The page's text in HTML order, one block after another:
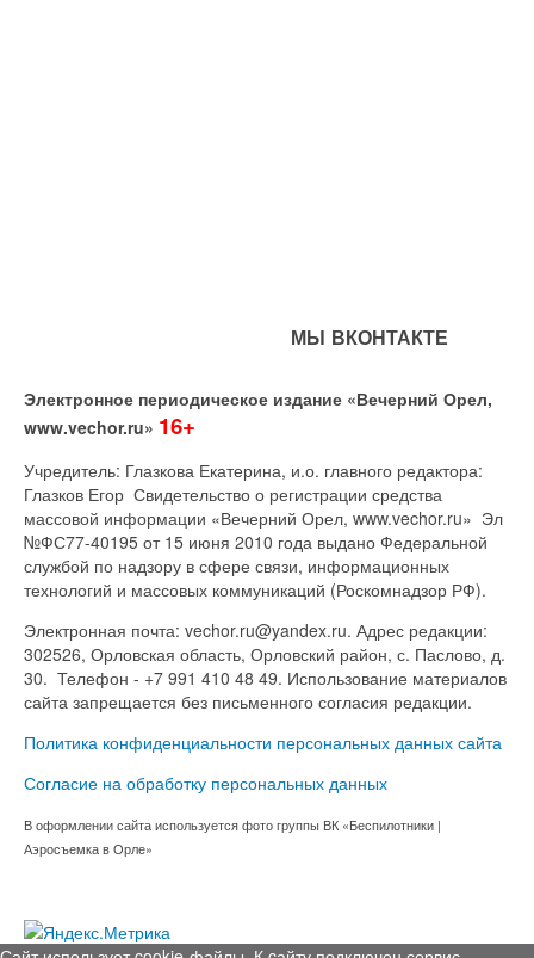
МЫ ВКОНТАКТЕ
Электронное периодическое издание «Вечерний Орел,
www.vechor.ru» 16+
Учредитель: Глазкова Екатерина, и.о. главного редактора:
Глазков Егор Свидетельство о регистрации средства
массовой информации «Вечерний Орел, www.vechor.ru» Эл
№ФС77-40195 от 15 июня 2010 года выдано Федеральной
службой по надзору в сфере связи, информационных
технологий и массовых коммуникаций (Роскомнадзор РФ).
Электронная почта: vechor.ru@yandex.ru. Адрес редакции:
302526, Орловская область, Орловский район, с. Паслово, д.
30. Телефон - +7 991 410 48 49. Использование материалов
сайта запрещается без письменного согласия редакции.
Политика конфиденциальности персональных данных сайта
Согласие на обработку персональных данных
В оформлении сайта используется фото группы ВК «Беспилотники |
Аэросъемка в Орле»